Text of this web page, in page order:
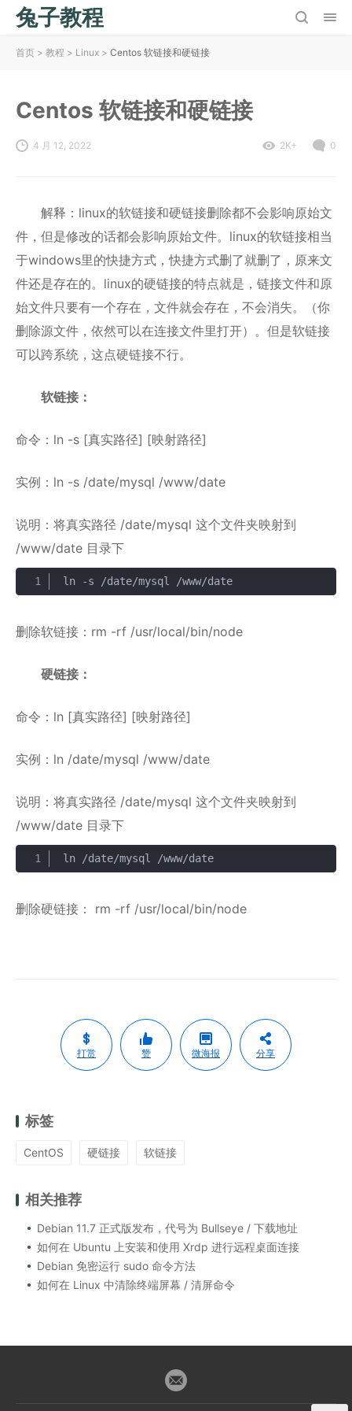
兔子教程
首页 > 教程 > Linux > Centos 软链接和硬链接
Centos 软链接和硬链接
4 月 12, 2022 2K+ 0
解释：linux的软链接和硬链接删除都不会影响原始文
件，但是修改的话都会影响原始文件。linux的软链接相当
于windows里的快捷方式，快捷方式删了就删了，原来文
件还是存在的。linux的硬链接的特点就是，链接文件和原
始文件只要有一个存在，文件就会存在，不会消失。（你
删除源文件，依然可以在连接文件里打开）。但是软链接
可以跨系统，这点硬链接不行。
软链接：
命令：ln -s [真实路径] [映射路径]
实例：ln -s /date/mysql /www/date
说明：将真实路径 /date/mysql 这个文件夹映射到
/www/date 目录下
ln -s /date/mysql /www/date
删除软链接：rm -rf /usr/local/bin/node
硬链接：
命令：ln [真实路径] [映射路径]
实例：ln /date/mysql /www/date
说明：将真实路径 /date/mysql 这个文件夹映射到
/www/date 目录下
ln /date/mysql /www/date
删除硬链接： rm -rf /usr/local/bin/node
打赏 赞 微海报 分享
标签
CentOS 硬链接 软链接
相关推荐
Debian 11.7 正式版发布，代号为 Bullseye / 下载地址
如何在 Ubuntu 上安装和使用 Xrdp 进行远程桌面连接
Debian 免密运行 sudo 命令方法
如何在 Linux 中清除终端屏幕 / 清屏命令